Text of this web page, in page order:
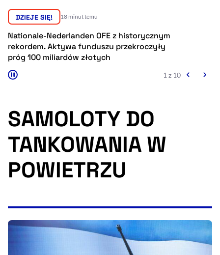
Ułatwienia dostępności wspierają:
Sprawdź, jak i dlaczego zwiększamy dostępność, otwiera się w nowym
Deklaracja dostępności, otwiera się w nowym oknie
DZIEJE SIĘ! 18 minut temu
Nationale-Nederlanden OFE z historycznym
rekordem. Aktywa funduszu przekroczyły
próg 100 miliardów złotych
1 z 10
SAMOLOTY DO
TANKOWANIA W
POWIETRZU